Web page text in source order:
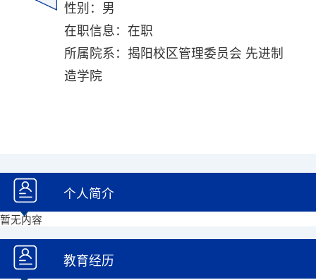
性别：男
在职信息：在职
所属院系：揭阳校区管理委员会 先进制
造学院
个人简介
暂无内容
教育经历